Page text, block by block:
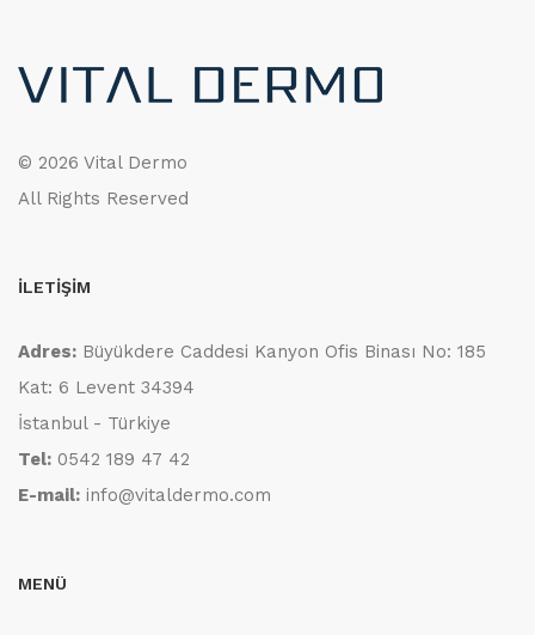
© 2026 Vital Dermo
All Rights Reserved
İLETİŞİM
Adres: Büyükdere Caddesi Kanyon Ofis Binası No: 185
Kat: 6 Levent 34394
İstanbul - Türkiye
Tel: 0542 189 47 42
E-mail: info@vitaldermo.com
MENÜ